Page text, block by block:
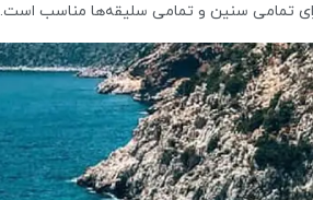
تمامی سنین و تمامی سلیقه‌ها مناسب است.